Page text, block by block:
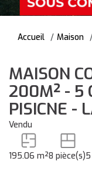
Accueil Maison
MAISON
200M² - 5
PISICNE -
Vendu
195.06 m²8 pièce(s)